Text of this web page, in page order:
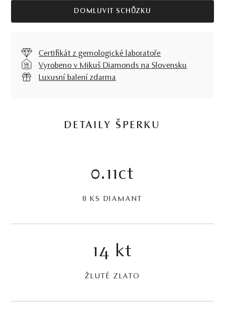
DOMLUVIT SCHŮZKU
Certifikát z gemologické laboratoře
Vyrobeno v Mikuš Diamonds na Slovensku
Luxusní balení zdarma
DETAILY ŠPERKU
0.11ct
8 KS DIAMANT
14 kt
ŽLUTÉ ZLATO